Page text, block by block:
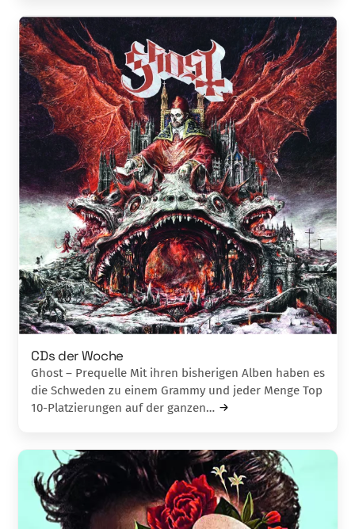
CDs der Woche
Ghost – Prequelle Mit ihren bisherigen Alben haben es
die Schweden zu einem Grammy und jeder Menge Top
10-Platzierungen auf der ganzen…